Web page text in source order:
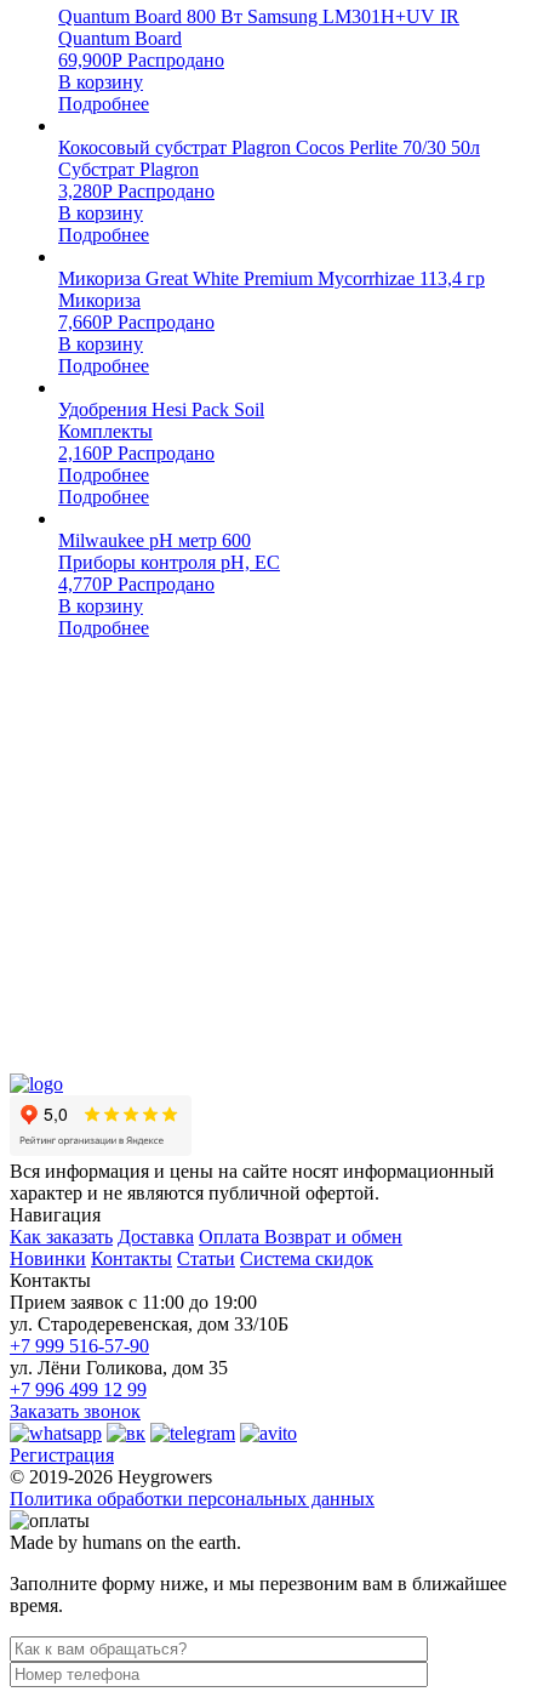
Quantum Board 800 Вт Samsung LM301H+UV IR
Quantum Board
69,900Р Распродано
В корзину
Подробнее
Кокосовый субстрат Plagron Cocos Perlite 70/30 50л
Субстрат Plagron
3,280Р Распродано
В корзину
Подробнее
Микориза Great White Premium Mycorrhizae 113,4 гр
Микориза
7,660Р Распродано
В корзину
Подробнее
Удобрения Hesi Pack Soil
Комплекты
2,160Р Распродано
Подробнее
Подробнее
Milwaukee pH метр 600
Приборы контроля pH, EC
4,770Р Распродано
В корзину
Подробнее
Вся информация и цены на сайте носят информационный
характер и не являются публичной офертой.
Навигация
Как заказать Доставка Оплата Возврат и обмен
Новинки Контакты Статьи Система скидок
Контакты
Прием заявок с 11:00 до 19:00
ул. Стародеревенская, дом 33/10Б
+7 999 516-57-90
ул. Лёни Голикова, дом 35
+7 996 499 12 99
Заказать звонок
Регистрация
© 2019-2026 Heygrowers
Политика обработки персональных данных
Made by humans on the earth.
Заполните форму ниже, и мы перезвоним вам в ближайшее
время.